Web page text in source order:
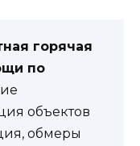
горячая
по
объектов
обмеры